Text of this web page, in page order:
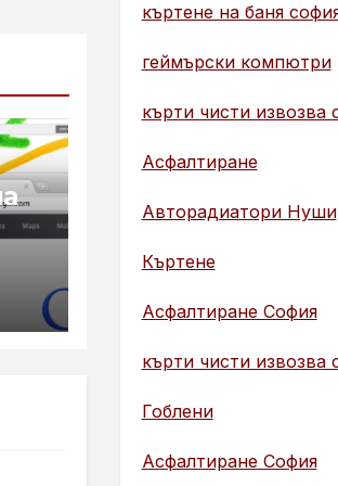
къртене на баня
геймърски компютри
кърти чисти извозва
Асфалтиране
Авторадиатори Нуши
Къртене
Асфалтиране София
кърти чисти извозва
Гоблени
Асфалтиране София